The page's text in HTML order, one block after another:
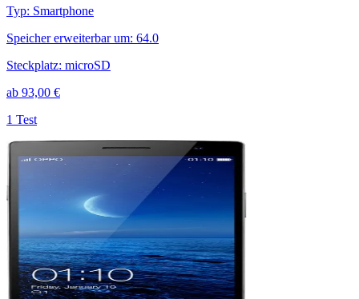
Typ: Smartphone
Speicher erweiterbar um: 64.0
Steckplatz: microSD
ab 93,00 €
1 Test